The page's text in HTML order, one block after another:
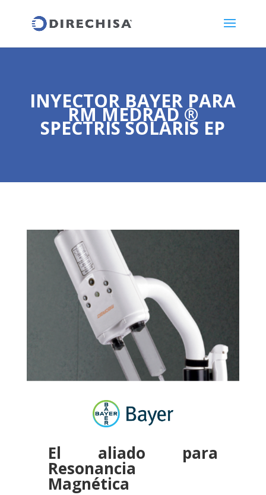
INYECTOR BAYER PARA
RM MEDRAD ®
SPECTRIS SOLARIS EP
El aliado para
Resonancia
Magnética